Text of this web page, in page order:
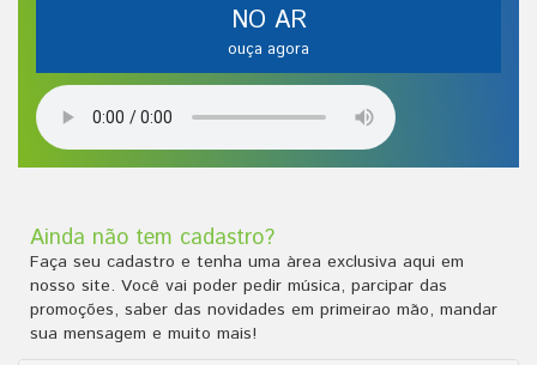
NO AR
ouça agora
Ainda não tem cadastro?
Faça seu cadastro e tenha uma àrea exclusiva aqui em
nosso site. Você vai poder pedir música, parcipar das
promoções, saber das novidades em primeirao mão, mandar
sua mensagem e muito mais!